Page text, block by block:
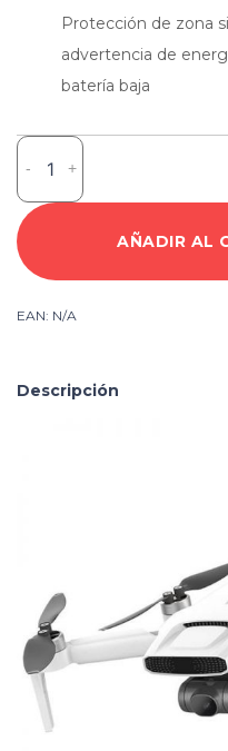
Protección de zona
advertencia de
batería baja
-
FIMI
X8
Mini
Pro
Combo
(OPEN
BOX)
+
AÑADIR AL
EAN: N/A
Descripción